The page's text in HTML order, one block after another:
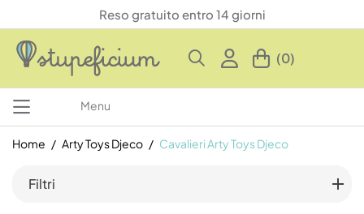
Reso gratuito entro 14 giorni
(0)
Menu
Home Arty Toys Djeco Cavalieri Arty Toys Djeco
Filtri